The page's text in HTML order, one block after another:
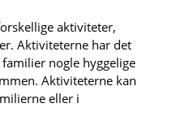
aktiviteter,
Aktiviteterne har det
nogle hyggelige
Aktiviteterne kan
eller i